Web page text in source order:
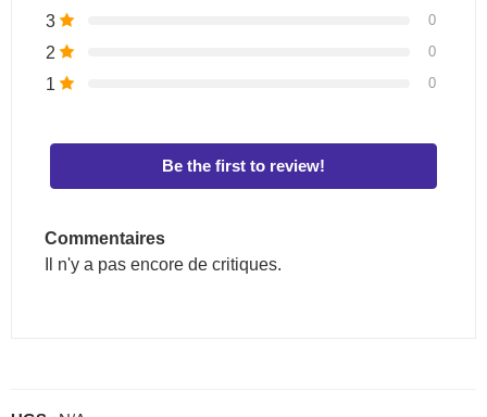
3 0
2 0
1 0
Be the first to review!
Commentaires
Il n'y a pas encore de critiques.